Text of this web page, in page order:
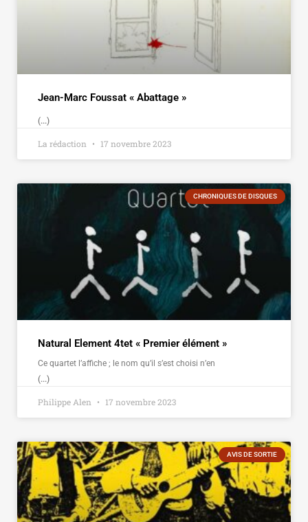
Jean-Marc Foussat « Abattage »
(...)
La rédaction 17 novembre 2023
CHRONIQUES DE DISQUES
Natural Element 4tet « Premier élément »
Ce quartet l’affiche ; le nom qu’il s’est choisi n’en
(...)
Philippe Alen 17 novembre 2023
AVIS DE SORTIE